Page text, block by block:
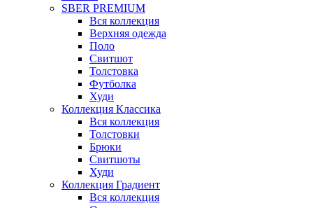
SBER PREMIUM
Вся коллекция
Верхняя одежда
Поло
Свитшот
Толстовка
Футболка
Худи
Коллекция Классика
Вся коллекция
Толстовки
Брюки
Свитшоты
Худи
Коллекция Градиент
Вся коллекция